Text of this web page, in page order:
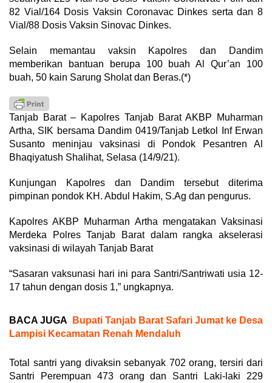
82 Vial/164 Dosis Vaksin Coronavac Dinkes serta dan 8
Vial/88 Dosis Vaksin Sinovac Dinkes.
Selain memantau vaksin Kapolres dan Dandim
memberikan bantuan berupa 100 buah Al Qur’an 100
buah, 50 kain Sarung Sholat dan Beras.(*)
Tanjab Barat – Kapolres Tanjab Barat AKBP Muharman
Artha, SIK bersama Dandim 0419/Tanjab Letkol Inf Erwan
Susanto meninjau vaksinasi di Pondok Pesantren Al
Bhaqiyatush Shalihat, Selasa (14/9/21).
Kunjungan Kapolres dan Dandim tersebut diterima
pimpinan pondok KH. Abdul Hakim, S.Ag dan pengurus.
Kapolres AKBP Muharman Artha mengatakan Vaksinasi
Merdeka Polres Tanjab Barat dalam rangka akselerasi
vaksinasi di wilayah Tanjab Barat
“Sasaran vaksunasi hari ini para Santri/Santriwati usia 12-
17 tahun dengan dosis 1,” ungkapnya.
BACA JUGA
Bupati Tanjab Barat Safari Jumat ke Desa
Lampisi Kecamatan Renah Mendaluh
Total santri yang divaksin sebanyak 702 orang, tersiri dari
Santri Perempuan 473 orang dan Santri Laki-laki 229